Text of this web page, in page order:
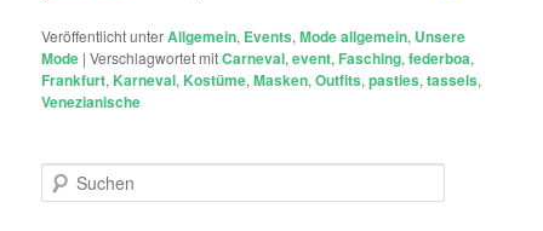
Veröffentlicht unterAllgemein, Events,Mode allgemein, Unsere
Mode |Verschlagwortet mitCarneval,event, Fasching,federboa,
Frankfurt, Karneval, Kostüme,Masken,Outfits,pasties,tassels,
Venezianische
u